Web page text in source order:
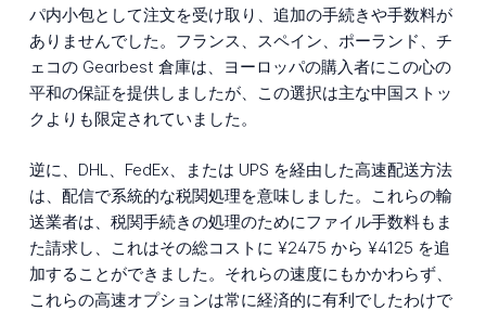
パ内小包として注文を受け取り、追加の手続きや手数料が
ありませんでした。フランス、スペイン、ポーランド、チ
ェコの Gearbest 倉庫は、ヨーロッパの購入者にこの心の
平和の保証を提供しましたが、この選択は主な中国ストッ
クよりも限定されていました。
逆に、DHL、FedEx、または UPS を経由した高速配送方法
は、配信で系統的な税関処理を意味しました。これらの輸
送業者は、税関手続きの処理のためにファイル手数料もま
た請求し、これはその総コストに ¥2475 から ¥4125 を追
加することができました。それらの速度にもかかわらず、
これらの高速オプションは常に経済的に有利でしたわけで